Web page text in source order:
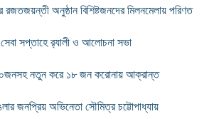
রজতজয়ন্তী অনুষ্ঠান বিশিষ্টজনদের মিলনমেলায় পরিণত
সপ্তাহে র‌্যালী ও আলোচনা সভা
নতুন করে ১৮ জন করোনায় আক্রান্ত
জনপ্রিয় অভিনেতা সৌমিত্র চট্টোপাধ্যায়